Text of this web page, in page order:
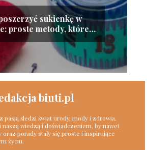
sukienkę w
proste metody, które
zadziałają
biuti.pl
pasją śledzi świat urody, mody i zdrowia.
wiedzą i doświadczeniem, by nawet
porady stały się proste i inspirujące
życiu.